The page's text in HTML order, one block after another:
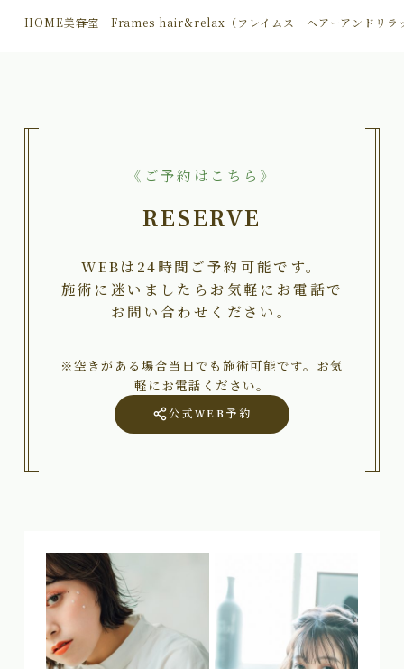
HOME美容室 Frames hair&relax（フレイムス ヘアーアンドリラ
《ご予約はこちら》
RESERVE
WEBは24時間ご予約可能です。
施術に迷いましたらお気軽にお電話で
お問い合わせください。
※空きがある場合当日でも施術可能です。お気
軽にお電話ください。
公式WEB予約